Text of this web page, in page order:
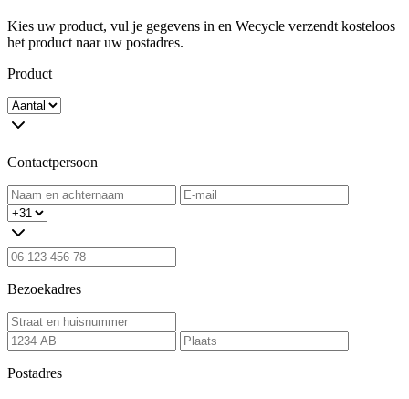
Kies uw product, vul je gegevens in en Wecycle verzendt kosteloos
het product naar uw postadres.
Product
Contactpersoon
Bezoekadres
Postadres